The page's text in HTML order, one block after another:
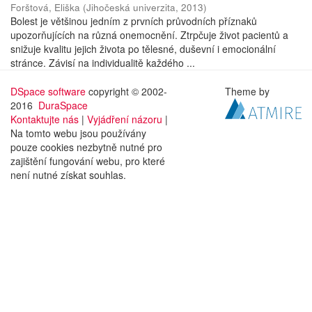
Forštová, Eliška (Jihočeská univerzita, 2013)
Bolest je většinou jedním z prvních průvodních příznaků
upozorňujících na různá onemocnění. Ztrpčuje život pacientů a
snižuje kvalitu jejich života po tělesné, duševní i emocionální
stránce. Závisí na individualitě každého ...
DSpace software copyright © 2002-
2016 DuraSpace
Kontaktujte nás | Vyjádření názoru |
Na tomto webu jsou používány
pouze cookies nezbytně nutné pro
zajištění fungování webu, pro které
není nutné získat souhlas.
Theme by